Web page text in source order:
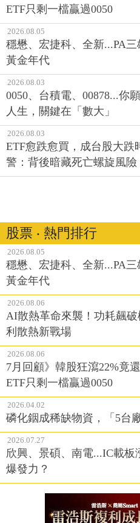
ETF只剩一檔贏過0050
2026.08.05
穩懋、宏捷科、全新...PA
黃金年代
2026.08.03
0050、台積電、00878...你
人生，關鍵在「數大」
2026.08.03
ETF愈跌愈買，成台股大跌
警：背後暗藏死亡螺旋風險
股票 ‧ 熱門排行
2026.08.05
穩懋、宏捷科、全新...PA
黃金年代
2026.08.06
AI散熱革命來襲！功耗飆
利散熱新戰場
2026.08.06
7月回顧》韓股狂瀉22%竟
ETF只剩一檔贏過0050
2026.04.02
磷化銦成稀缺物資，「5台
2026.07.27
欣興、景碩、南電...IC載
爆發力？